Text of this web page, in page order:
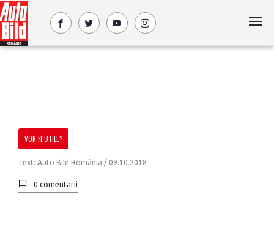
VOR FI UTILE?
Text: Auto Bild România / 09.10.2018
0 comentarii